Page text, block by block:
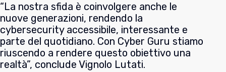
“La nostra sfida è coinvolgere anche le
nuove generazioni, rendendo la
cybersecurity accessibile, interessante e
parte del quotidiano. Con Cyber Guru stiamo
riuscendo a rendere questo obiettivo una
realtà”, conclude Vignolo Lutati.